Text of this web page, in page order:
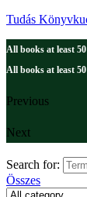
Tudás
All books at least
All books at least
Previous
Next
Search for:
Összes